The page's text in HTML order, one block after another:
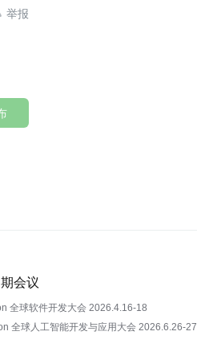
会议
全球软件开发大会 2026.4.16-18
全球人工智能开发与应用大会 2026.6.26-27